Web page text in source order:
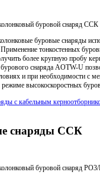
буровой снаряд
буровые снаряды
тонкостенных
более крупную пробу
снаряда AOTW-U
и при необходимости с
высокоскоростных
с кабельным
снаряды ССК
буровой снаряд